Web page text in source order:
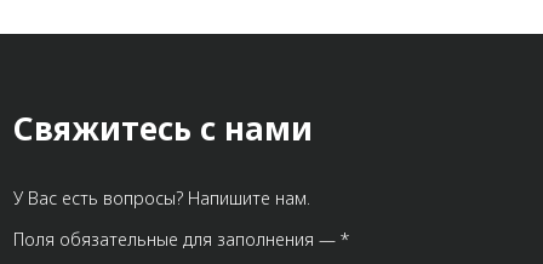
Свяжитесь с нами
У Вас есть вопросы? Напишите нам.
Поля обязательные для заполнения — *